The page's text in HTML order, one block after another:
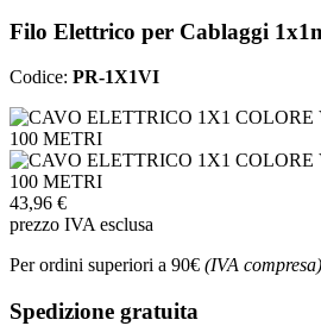
Filo Elettrico per Cablaggi
Codice: PR-1X1VI
43,96 €
prezzo IVA esclusa
Per ordini superiori a 90€ (IVA compresa)
Spedizione gratuita